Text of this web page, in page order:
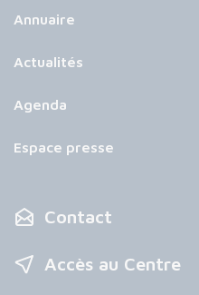
Annuaire
Actualités
Agenda
Espace presse
Contact
Accès au Centre